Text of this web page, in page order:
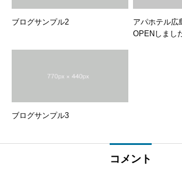
ブログサンプル2
アパホテル広
OPENしまし
ブログサンプル3
コメント